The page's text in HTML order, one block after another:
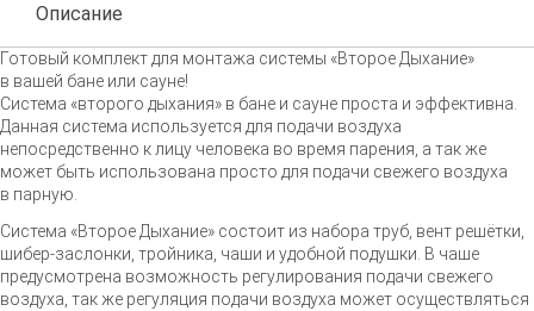
Описание
Готовый комплект для монтажа системы «Второе Дыхание»
в вашей бане или сауне!
Система «второго дыхания» в бане и сауне проста и эффективна.
Данная система используется для подачи воздуха
непосредственно к лицу человека во время парения, а так же
может быть использована просто для подачи свежего воздуха
в парную.
Система «Второе Дыхание» состоит из набора труб, вент решётки,
шибер-заслонки, тройника, чаши и удобной подушки. В чаше
предусмотрена возможность регулирования подачи свежего
воздуха, так же регуляция подачи воздуха может осуществляться